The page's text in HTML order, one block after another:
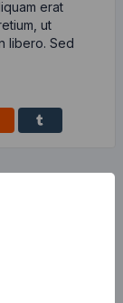
erat
ut
libero. Sed